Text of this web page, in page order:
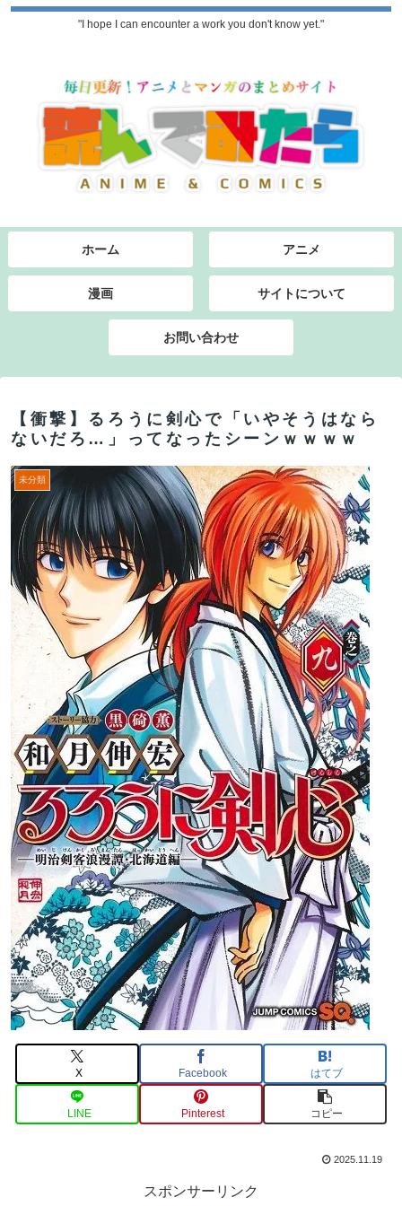
"I hope I can encounter a work you don't know yet."
ホーム アニメ
漫画 サイトについて
お問い合わせ
【衝撃】るろうに剣心で「いやそうはなら
ないだろ…」ってなったシーンｗｗｗｗ
未分類
X Facebook はてブ
LINE Pinterest コピー
2025.11.19
スポンサーリンク